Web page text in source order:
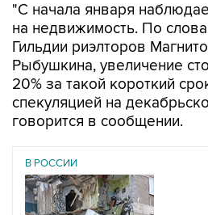
"С начала января
на недвижимость. По
Гильдии риэлторов
Рыбушкина, увеличение
20% за такой короткий
спекуляцией на
говорится в сообщении.
В РОССИИ